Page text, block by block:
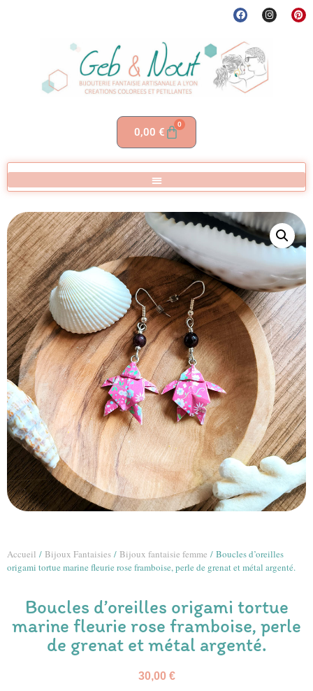
0,00 €
0
Accueil / Bijoux Fantaisies / Bijoux fantaisie femme / Boucles d’oreilles
origami tortue marine fleurie rose framboise, perle de grenat et métal argenté.
Boucles d’oreilles origami tortue
marine fleurie rose framboise, perle
de grenat et métal argenté.
30,00 €